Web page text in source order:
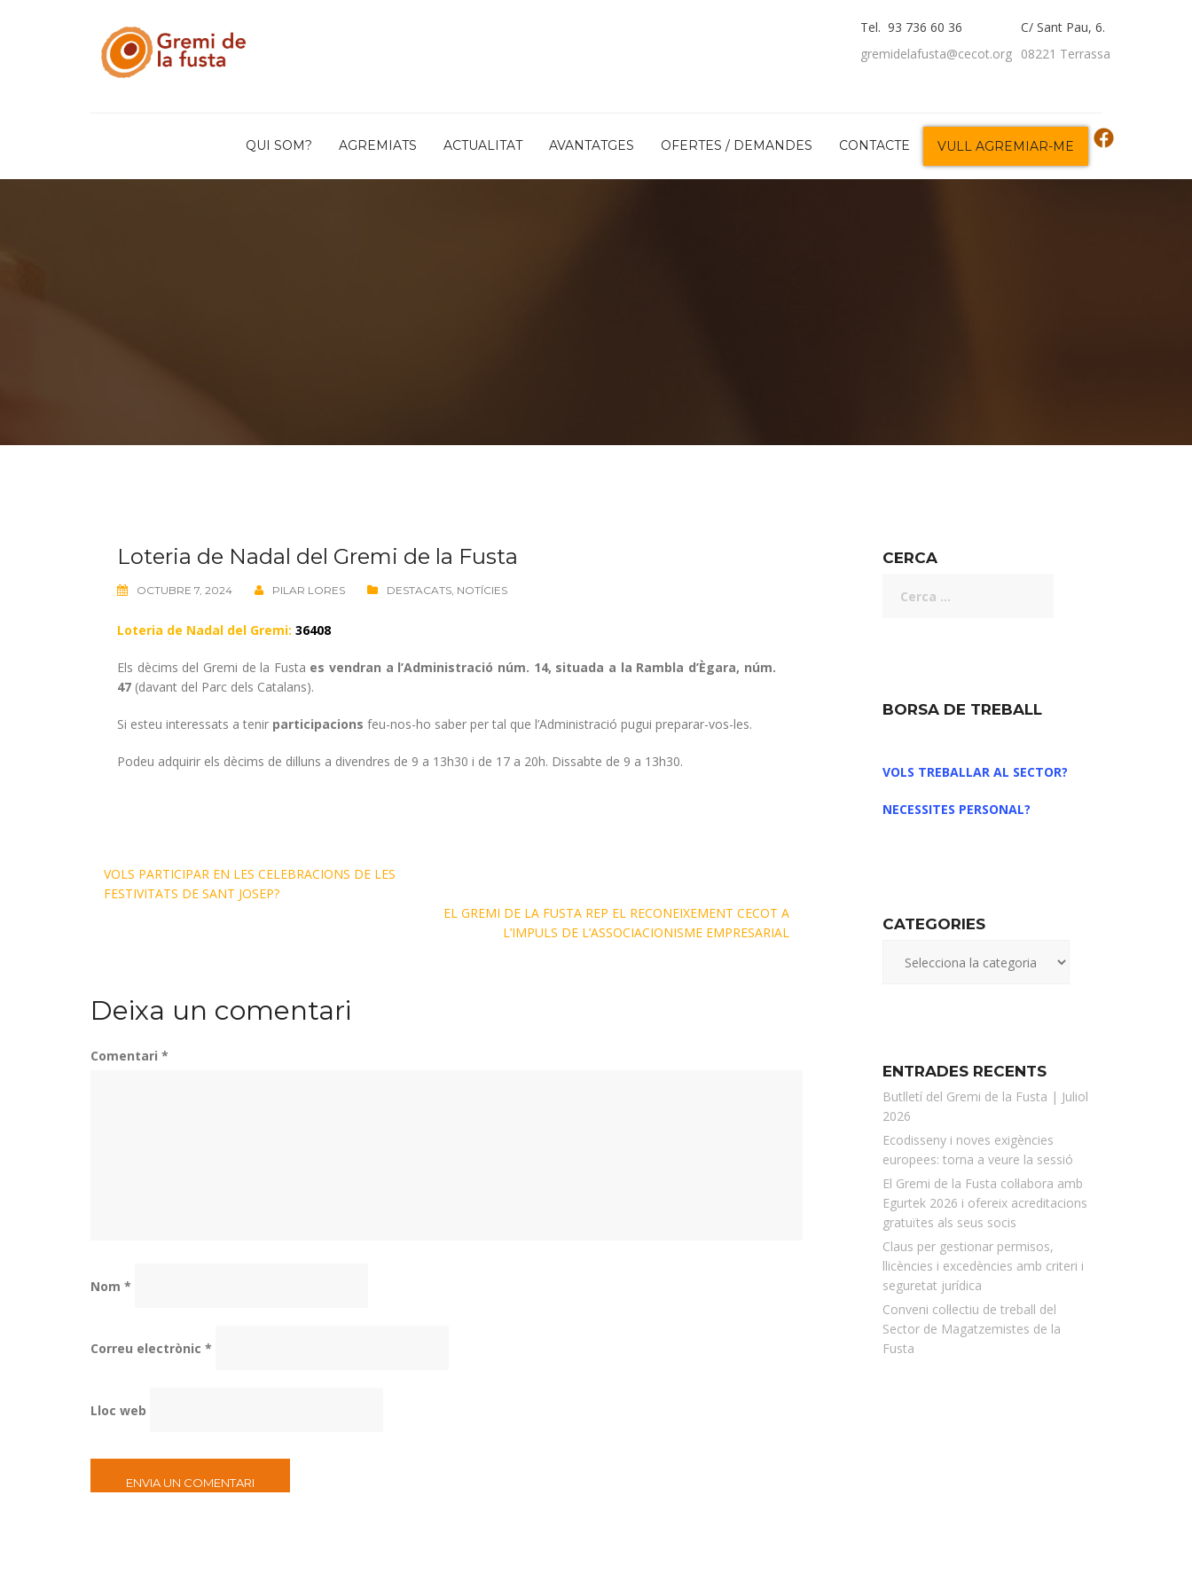
C/ Sant Pau, 6.
08221 Terrassa
Tel. 93 736 60 36
gremidelafusta@cecot.org
QUI SOM? AGREMIATS ACTUALITAT AVANTATGES OFERTES / DEMANDES CONTACTE VULL AGREMIAR-ME
Loteria de Nadal del Gremi de la Fusta
OCTUBRE 7, 2024 PILAR LORES DESTACATS, NOTÍCIES
Loteria de Nadal del Gremi: 36408
Els dècims del Gremi de la Fusta es vendran a l’Administració núm. 14, situada a la Rambla d’Ègara, núm.
47 (davant del Parc dels Catalans).
Si esteu interessats a tenir participacions feu-nos-ho saber per tal que l’Administració pugui preparar-vos-les.
Podeu adquirir els dècims de dilluns a divendres de 9 a 13h30 i de 17 a 20h. Dissabte de 9 a 13h30.
VOLS PARTICIPAR EN LES CELEBRACIONS DE LES
FESTIVITATS DE SANT JOSEP?
EL GREMI DE LA FUSTA REP EL RECONEIXEMENT CECOT A
L’IMPULS DE L’ASSOCIACIONISME EMPRESARIAL
Deixa un comentari
Comentari *
Nom *
Correu electrònic *
Lloc web
CERCA
BORSA DE TREBALL
VOLS TREBALLAR AL SECTOR?
NECESSITES PERSONAL?
CATEGORIES
ENTRADES RECENTS
Butlletí del Gremi de la Fusta | Juliol
2026
Ecodisseny i noves exigències
europees: torna a veure la sessió
El Gremi de la Fusta col·labora amb
Egurtek 2026 i ofereix acreditacions
gratuïtes als seus socis
Claus per gestionar permisos,
llicències i excedències amb criteri i
seguretat jurídica
Conveni col·lectiu de treball del
Sector de Magatzemistes de la
Fusta